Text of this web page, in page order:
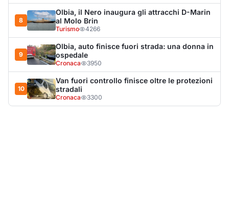
8
Olbia, il Nero inaugura gli attracchi D-Marin
al Molo Brin
Turismo 4266
9
Olbia, auto finisce fuori strada: una donna in
ospedale
Cronaca 3950
10
Van fuori controllo finisce oltre le protezioni
stradali
Cronaca 3300